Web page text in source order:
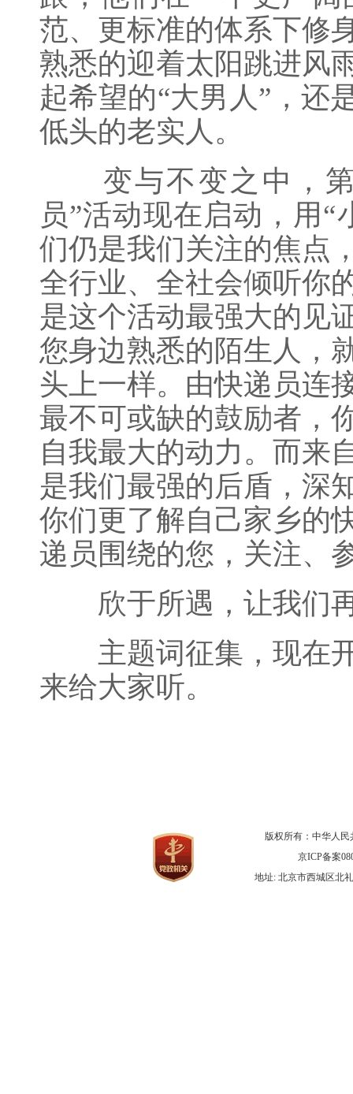
范、更标准的体系下修
熟悉的迎着太阳跳进风
起希望的“大男人”，还
低头的老实人。
变与不变之中，第
员”活动现在启动，用
们仍是我们关注的焦点
全行业、全社会倾听你
是这个活动最强大的见
您身边熟悉的陌生人，
头上一样。由快递员连
最不可或缺的鼓励者，
自我最大的动力。而来
是我们最强的后盾，深
你们更了解自己家乡的
递员围绕的您，关注、
欣于所遇，让我们
主题词征集，现在开
来给大家听。
版权所有：中华人
京ICP备案
地址: 北京市西城区北